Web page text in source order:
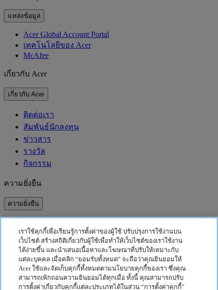
แหล่งข้อมูล
Acer Global Account Portal
เทคโนโลยีของ Acer
McAfee
เกี่ยวกับ Acer
เกี่ยวกับ Acer
ติดต่อเรา
สัมพันธ์นักลงทุน
ข่าวสาร
รางวัล
กิจกรรม
ความยั่งยืน
ความยั่งยืน
คาร์บอนฟุตพริ้นท์ของผลิตภัณฑ์
Project Humanity
Earthion
นโยบายความเป็นส่วนตัว
นโยบายเกี่ยวกับคุกกี้
เราใช้คุกกี้เพื่อเรียนรู้การตั้งค่าของผู้ใช้ ปรับปรุงการใช้งานบน
เว็บไซต์ สร้างสถิติเกี่ยวกับผู้ใช้เพื่อทำให้เว็บไซต์ของเราใช้งาน
ได้ง่ายขึ้น และนำเสนอเนื้อหาและโฆษณาที่ปรับให้เหมาะกับ
แต่ละบุคคล เมื่อคลิก “ยอมรับทั้งหมด” จะถือว่าคุณยินยอมให้
Acer ใช้และจัดเก็บคุกกี้ทั้งหมดตามนโยบายคุกกี้ของเรา ซึ่งคุณ
สามารถเพิกถอนความยินยอมได้ทุกเมื่อ ทั้งนี้ คุณสามารถปรับ
การตั้งค่าเกี่ยวกับคุกกี้แต่ละประเภทได้ในส่วน “การตั้งค่าคุกกี้”